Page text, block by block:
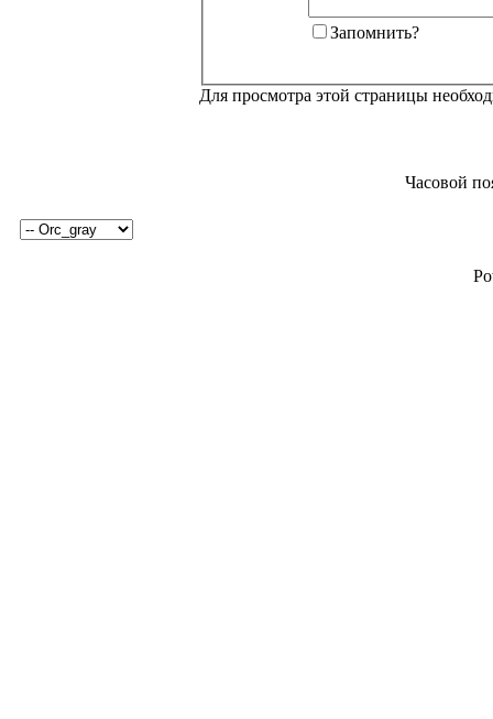
Запомнить?
Для просмотра этой страницы
Часовой